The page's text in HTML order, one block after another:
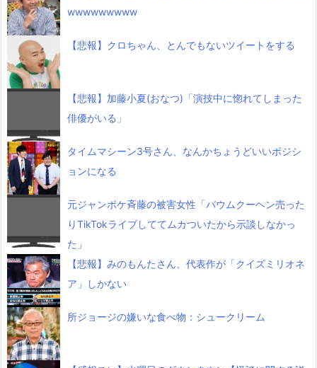
wwwwwwwww
【悲報】クロちゃん、とんでもないツイートをする
【悲報】加藤小夏(おなつ)「演技中に惚れてしまった
俳優がいる」
タイムマシーン3号さん、なんかちょうどいいポジシ
ョンになる
元ジャンポケ斉藤の被害女性「バウムクーヘン売った
りTikTokライブしててムカついたから示談しなかっ
た」
【悲報】みのもんたさん、代表作が「クイズミリオネ
ア」しかない
所ジョージの嫌いな食べ物：シュークリーム